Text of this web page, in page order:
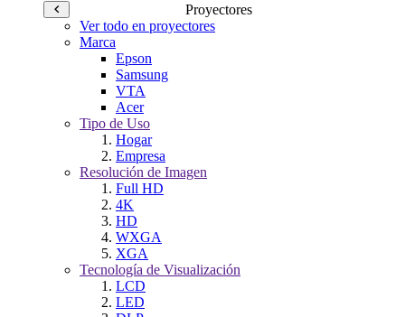
Proyectores
Ver todo en proyectores
Marca
Epson
Samsung
VTA
Acer
Tipo de Uso
Hogar
Empresa
Resolución de Imagen
Full HD
4K
HD
WXGA
XGA
Tecnología de Visualización
LCD
LED